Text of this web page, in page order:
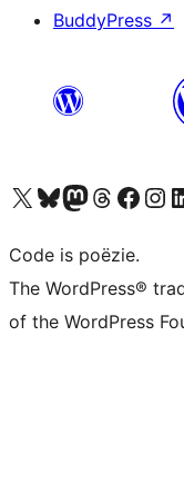
BuddyPress ↗
Bezoek ons X (voorheen Twitter) account
Bezoek ons Bluesky account
Bezoek ons Mastodon account
Bezoek ons Threads
Onze Facebook
Bezoek
Code is poëzie.
The WordPress®
of the WordPress